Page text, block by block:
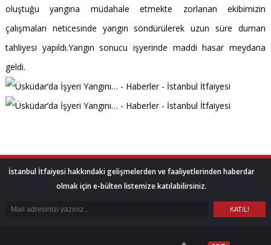
oluştuğu yangına müdahale etmekte zorlanan ekibimizin
çalışmaları neticesinde yangın söndürülerek uzun süre duman
tahliyesi yapıldı.Yangın sonucu işyerinde maddi hasar meydana
geldi.
İstanbul İtfaiyesi hakkındaki gelişmelerden ve faaliyetlerinden haberdar
olmak için e-bülten listemize katılabilirsiniz.